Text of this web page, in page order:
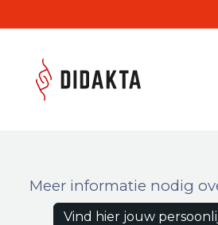
Meer informatie nodig
Vind hier jouw